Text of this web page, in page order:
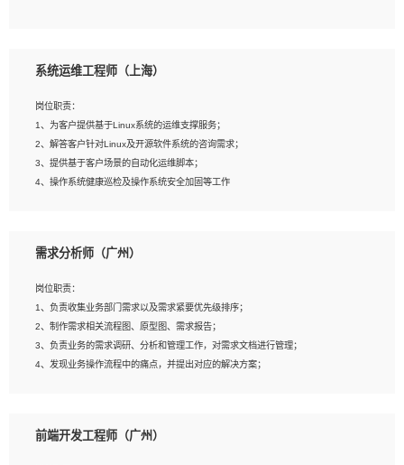
2、熟练使用After Effect、Photo Shop、熟练掌握视频剪辑和特效包装软件；
4、在剪辑上会思考，有一定编导思维；
5、踏实， 勤奋，愿意在工作中不断学习，提高自我；
6、能与同事友好相处。
系统运维工程师（上海）
岗位职责：
1、为客户提供基于Linux系统的运维支撑服务；
2、解答客户针对Linux及开源软件系统的咨询需求；
3、提供基于客户场景的自动化运维脚本；
4、操作系统健康巡检及操作系统安全加固等工作
1、全日制本科计算机相关专业毕业，3年以上相关工作经验；
3、熟练使用脚本语言，shell/python任一种，熟练使用Ansible
4、熟悉linux常见服务、中间件的基本原理、部署以及故障处理，如：Mysql、
Apache、Nginx、Zabbix、Kafka等
5、熟悉主流虚拟化技术，如：VMware、KVM
6、具备网络方面的基础知识，熟悉常见的网络协议，如TCP/IP，转发原理，路由优
8、有良好的文档编写能力和沟通能力，有RHCE证书优先
需求分析师（广州）
岗位职责：
1、负责收集业务部门需求以及需求紧要优先级排序；
2、制作需求相关流程图、原型图、需求报告；
3、负责业务的需求调研、分析和管理工作，对需求文档进行管理；
4、发现业务操作流程中的痛点，并提出对应的解决方案；
岗位要求：
前端开发工程师（广州）